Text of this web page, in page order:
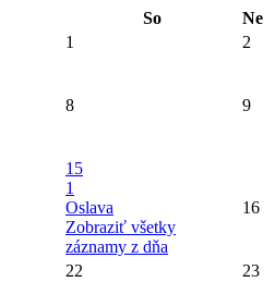
So
Ne
1 2
8 9
15
1
Oslava
Zobraziť všetky
záznamy z dňa
16
22
23